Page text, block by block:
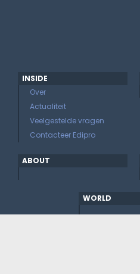
INSIDE
Over
Actualiteit
Veelgestelde vragen
Contacteer Edipro
ABOUT
WORLD